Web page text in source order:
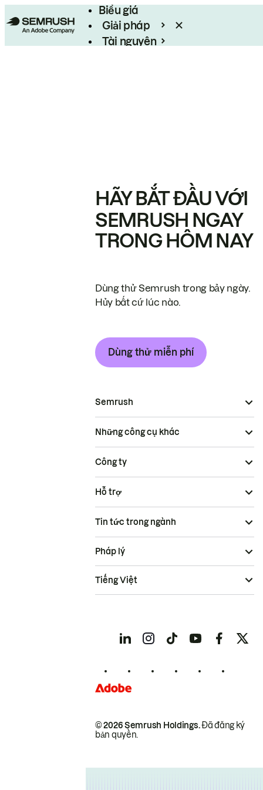
Biểu giá
Giải pháp
Tài nguyên
HÃY BẮT ĐẦU VỚI
SEMRUSH NGAY
TRONG HÔM NAY
Dùng thử Semrush trong bảy ngày.
Hủy bất cứ lúc nào.
Dùng thử miễn phí
Semrush
Những công cụ khác
Công ty
Hỗ trợ
Tin tức trong ngành
© 2026 Semrush Holdings.Đã đăng ký
bản quyền.
Pháp lý
Tiếng Việt